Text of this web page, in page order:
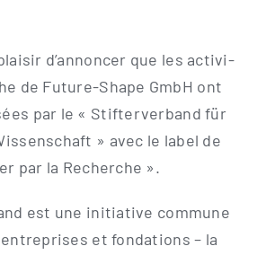
d’annoncer que les acti­vi­
de Future-Shape GmbH ont
par le « Stif­ter­ver­band für
» avec le label de
par la Recherche ».
est une initia­ti­ve com­mu­ne
et fon­da­ti­ons – la